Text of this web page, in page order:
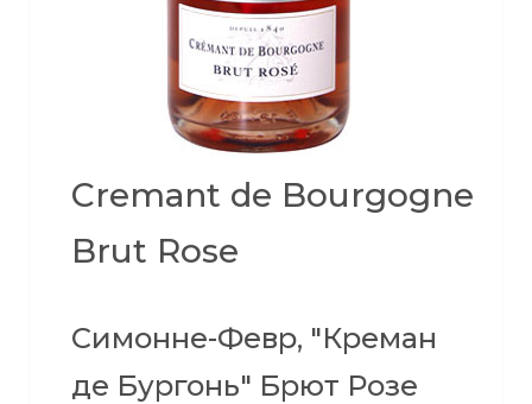
Cremant de Bourgogne
Brut Rose
Симонне-Февр, "Креман
де Бургонь" Брют Розе